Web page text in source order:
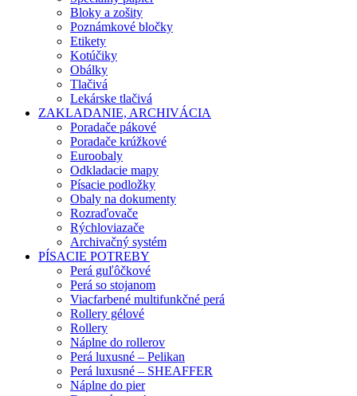
Bloky a zošity
Poznámkové bločky
Etikety
Kotúčiky
Obálky
Tlačivá
Lekárske tlačivá
ZAKLADANIE, ARCHIVÁCIA
Poradače pákové
Poradače krúžkové
Euroobaly
Odkladacie mapy
Písacie podložky
Obaly na dokumenty
Rozraďovače
Rýchloviazače
Archivačný systém
PÍSACIE POTREBY
Perá guľôčkové
Perá so stojanom
Viacfarbené multifunkčné perá
Rollery gélové
Rollery
Náplne do rollerov
Perá luxusné – Pelikan
Perá luxusné – SHEAFFER
Náplne do pier